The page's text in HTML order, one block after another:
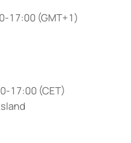
17:00 (GMT+1)
17:00 (CET)